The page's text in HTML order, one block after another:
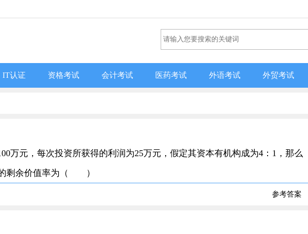
IT认证 资格考试 会计考试 医药考试 外语考试 外贸考试
万元，每次投资所获得的利润为25万元，假定其资本有机构成为4：1，那么
剩余价值率为（ ）
参考答案